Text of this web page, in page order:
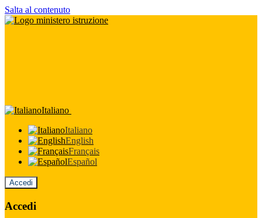
Salta al contenuto
Italiano
Italiano
English
Français
Español
Accedi
Accedi